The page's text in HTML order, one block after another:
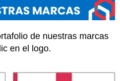
de nuestras marcas
en el logo.